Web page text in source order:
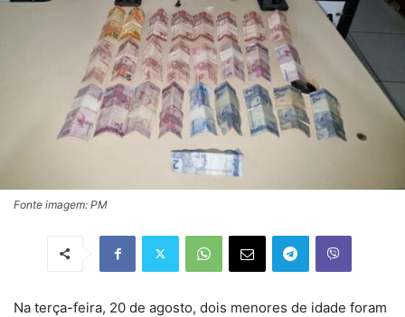
Fonte imagem: PM
Na terça-feira, 20 de agosto, dois menores de idade foram